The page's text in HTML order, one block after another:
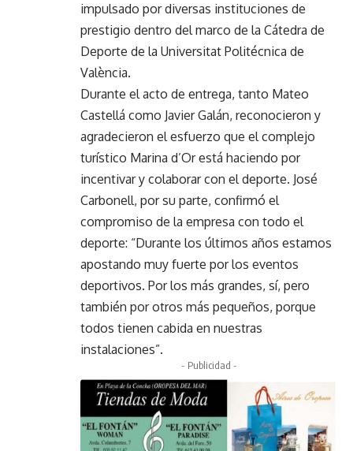
impulsado por diversas instituciones de
prestigio dentro del marco de la Cátedra de
Deporte de la Universitat Politécnica de
València.
Durante el acto de entrega, tanto Mateo
Castellá como Javier Galán, reconocieron y
agradecieron el esfuerzo que el complejo
turístico Marina d’Or está haciendo por
incentivar y colaborar con el deporte. José
Carbonell, por su parte, confirmó el
compromiso de la empresa con todo el
deporte: “Durante los últimos años estamos
apostando muy fuerte por los eventos
deportivos. Por los más grandes, sí, pero
también por otros más pequeños, porque
todos tienen cabida en nuestras
instalaciones”.
- Publicidad -